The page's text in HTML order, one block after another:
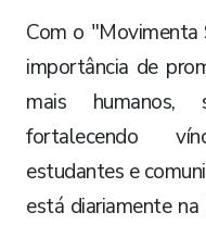
Com o "Movimenta
importância de
mais humanos,
fortalecendo
estudantes e
está diariamente